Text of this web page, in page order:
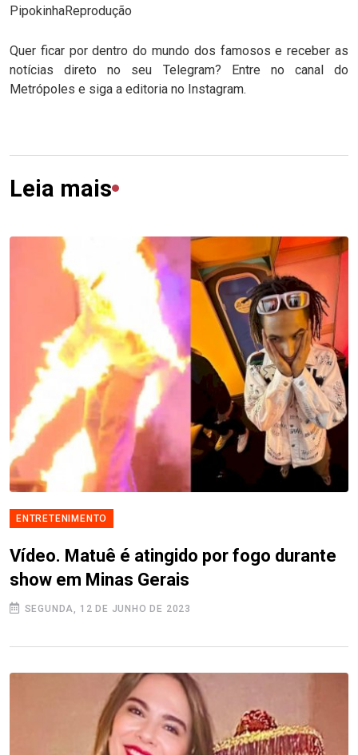
PipokinhaReprodução
Quer ficar por dentro do mundo dos famosos e receber as
notícias direto no seu Telegram? Entre no canal do
Metrópoles e siga a editoria no Instagram.
Leia mais
ENTRETENIMENTO
Vídeo. Matuê é atingido por fogo durante
show em Minas Gerais
SEGUNDA, 12 DE JUNHO DE 2023